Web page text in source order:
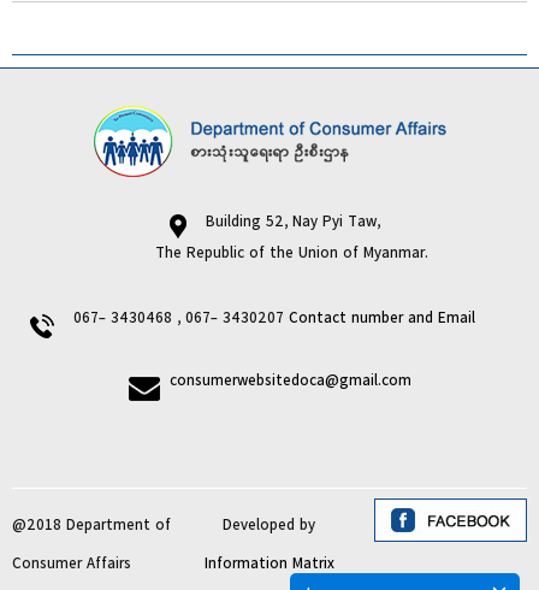
Building 52, Nay Pyi Taw,
The Republic of the Union of Myanmar.
067- 3430468 , 067- 3430207 Contact number and Email
consumerwebsitedoca@gmail.com
@2018 Department of
Consumer Affairs
Developed by
Information Matrix